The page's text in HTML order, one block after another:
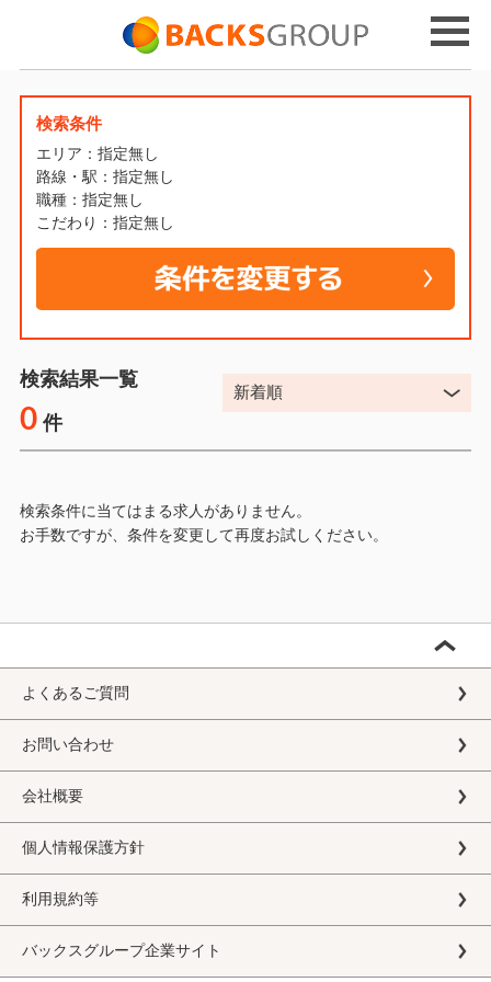
検索条件
エリア：指定無し
路線・駅：指定無し
職種：指定無し
こだわり：指定無し
検索結果一覧
0 件
検索条件に当てはまる求人がありません。
お手数ですが、条件を変更して再度お試しください。
よくあるご質問
お問い合わせ
会社概要
個人情報保護方針
利用規約等
バックスグループ企業サイト